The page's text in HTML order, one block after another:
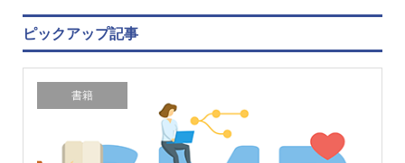
ピックアップ記事
書籍